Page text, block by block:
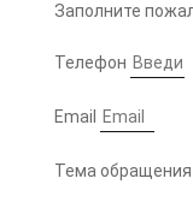
Заполните
Телефон
Email
Тема обращения